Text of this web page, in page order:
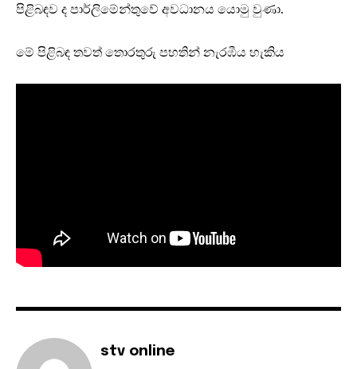
පිළිබඳව ද පාර්ලිමේන්තුවේ අවධානය යොමු වුණා.
මේ පිළිබඳ තවත් තොරතුරු පහතින් නැරඹීය හැකිය
stv online